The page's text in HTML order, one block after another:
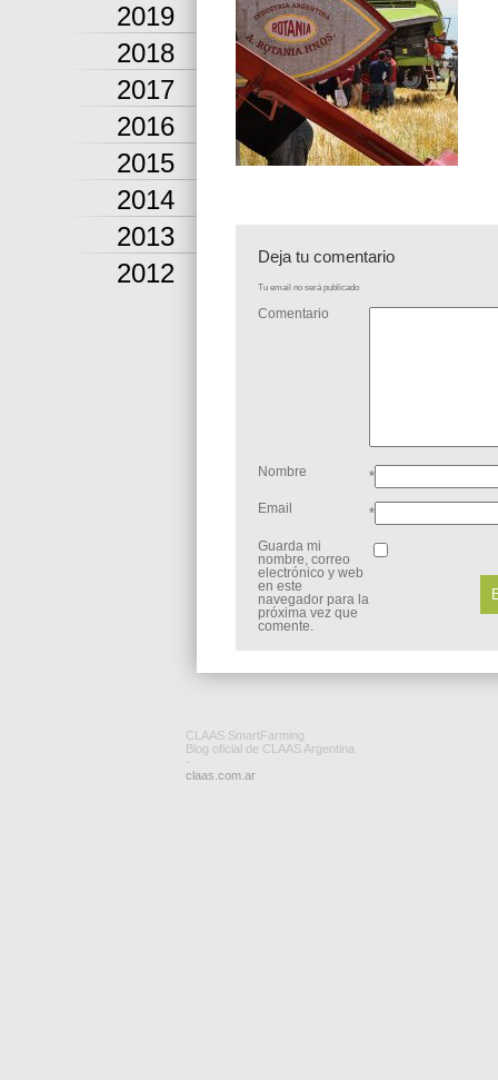
2019
2018
2017
2016
2015
2014
2013
2012
Deja tu comentario
Tu email no será publicado
Comentario
Nombre *
Email *
Guarda mi
nombre, correo
electrónico y web
en este
navegador para la
próxima vez que
comente.
CLAAS SmartFarming
Blog oficial de CLAAS Argentina
-
claas.com.ar